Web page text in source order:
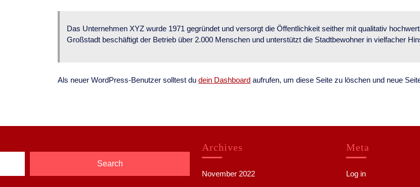
Das Unternehmen XYZ wurde 1971 gegründet und versorgt die Öffentlichkeit seither mit qualitativ
Großstadt beschäftigt der Betrieb über 2.000 Menschen und unterstützt die Stadtbewohner in vielfacher
Als neuer WordPress-Benutzer solltest du dein Dashboard aufrufen, um diese Seite zu löschen und neue
Search
Archives
November 2022
Meta
Log in